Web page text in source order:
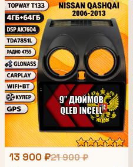
13 900 ₽21 900 ₽